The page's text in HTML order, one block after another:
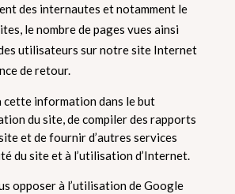
des internautes et notamment le
le nombre de pages vues ainsi
utilisateurs sur notre site Internet
de retour.
information dans le but
du site, de compiler des rapports
et de fournir d’autres services
du site et à l’utilisation d’Internet.
opposer à l’utilisation de Google